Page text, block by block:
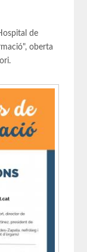
de
oberta